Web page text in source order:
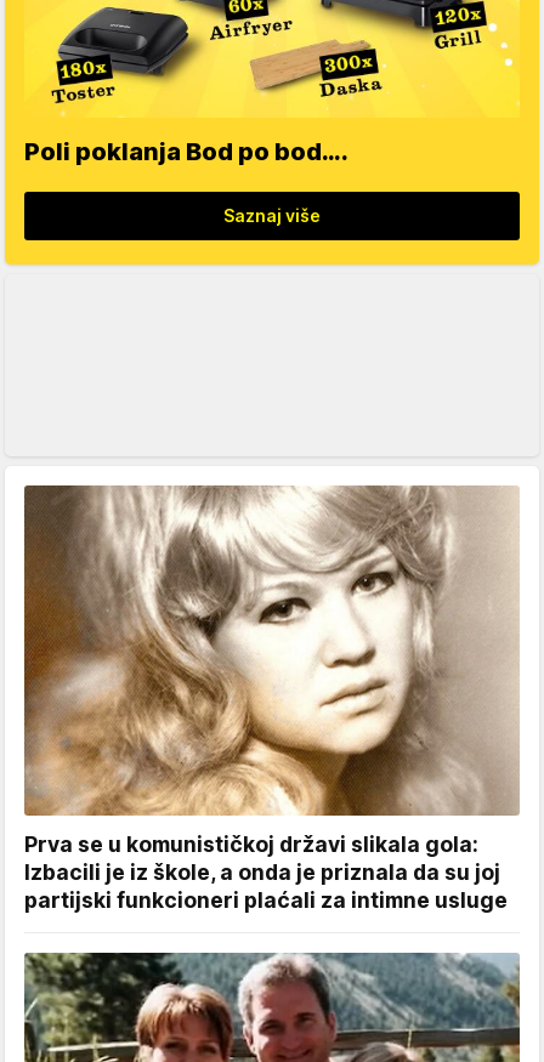
Poli poklanja Bod po bod….
Saznaj više
Prva se u komunističkoj državi slikala gola:
Izbacili je iz škole, a onda je priznala da su joj
partijski funkcioneri plaćali za intimne usluge